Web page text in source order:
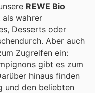
REWE Bio
als wahrer
Desserts oder
Aber auch
Zugreifen ein:
gibt es zum
hinaus finden
und den beliebten